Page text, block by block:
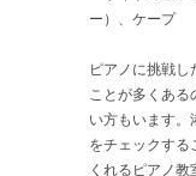
ー）、ケープ
ピアノに挑戦
ことが多くあ
い方もいます。
をチェックする
くれるピアノ